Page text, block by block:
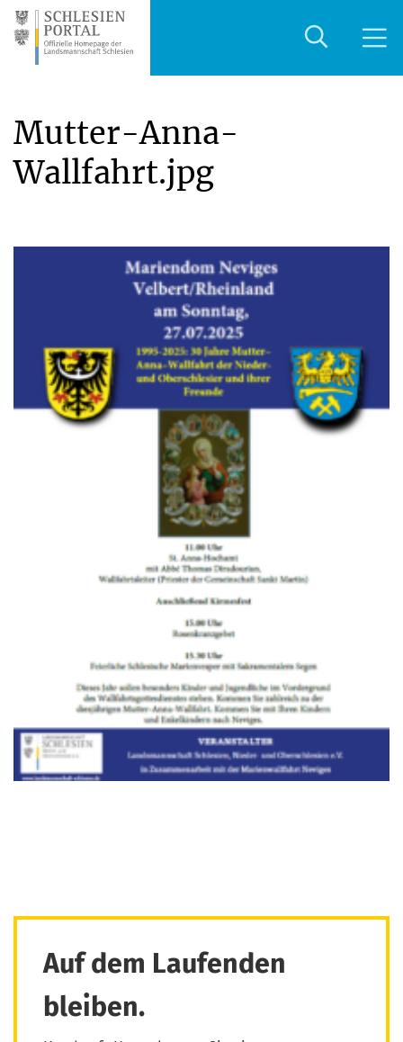
Mutter-Anna-
Wallfahrt.jpg
Auf dem Laufenden
bleiben.